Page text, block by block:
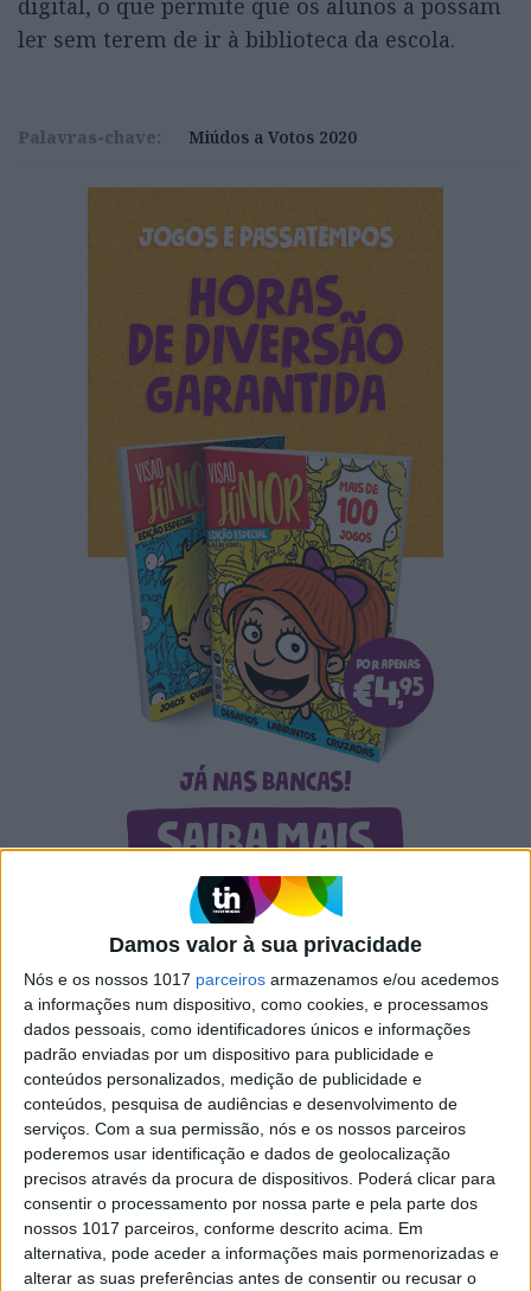
Damos valor à sua privacidade
Nós e os nossos 1017 parceiros armazenamos e/ou acedemos
a informações num dispositivo, como cookies, e processamos
dados pessoais, como identificadores únicos e informações
padrão enviadas por um dispositivo para publicidade e
conteúdos personalizados, medição de publicidade e
conteúdos, pesquisa de audiências e desenvolvimento de
serviços. Com a sua permissão, nós e os nossos parceiros
poderemos usar identificação e dados de geolocalização
precisos através da procura de dispositivos. Poderá clicar para
consentir o processamento por nossa parte e pela parte dos
nossos 1017 parceiros, conforme descrito acima. Em
alternativa, pode aceder a informações mais pormenorizadas e
alterar as suas preferências antes de consentir ou recusar o
ler sem terem de ir à biblioteca da escola.
Palavras-chave: Miúdos a Votos 2020
RELACIONADOS
MIÚDOS A VOTOS